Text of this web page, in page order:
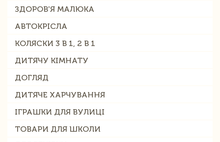
ЗДОРОВ'Я МАЛЮКА
АВТОКРІСЛА
КОЛЯСКИ 3 В 1, 2 В 1
ДИТЯЧУ КІМНАТУ
ДОГЛЯД
ДИТЯЧЕ ХАРЧУВАННЯ
ІГРАШКИ ДЛЯ ВУЛИЦІ
ТОВАРИ ДЛЯ ШКОЛИ